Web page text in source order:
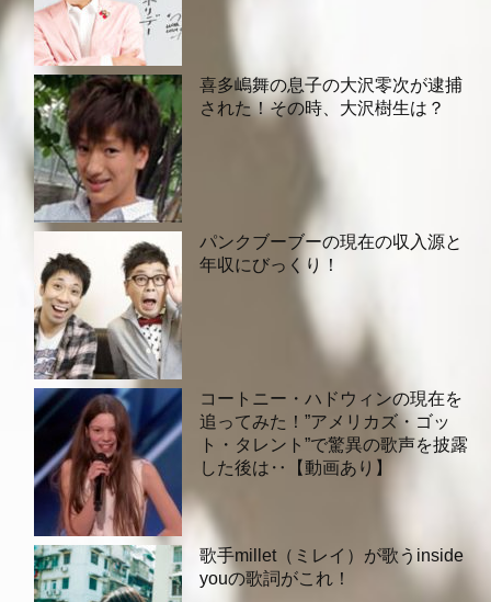
喜多嶋舞の息子の大沢零次が逮捕
された！その時、大沢樹生は？
パンクブーブーの現在の収入源と
年収にびっくり！
コートニー・ハドウィンの現在を
追ってみた！”アメリカズ・ゴッ
ト・タレント”で驚異の歌声を披露
した後は‥【動画あり】
歌手millet（ミレイ）が歌うinside
youの歌詞がこれ！